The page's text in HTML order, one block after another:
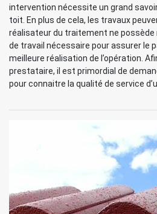
intervention nécessite un grand
toit. En plus de cela, les travaux
réalisateur du traitement ne
de travail nécessaire pour assurer le
meilleure réalisation de l’opération.
prestataire, il est primordial de
pour connaitre la qualité de service